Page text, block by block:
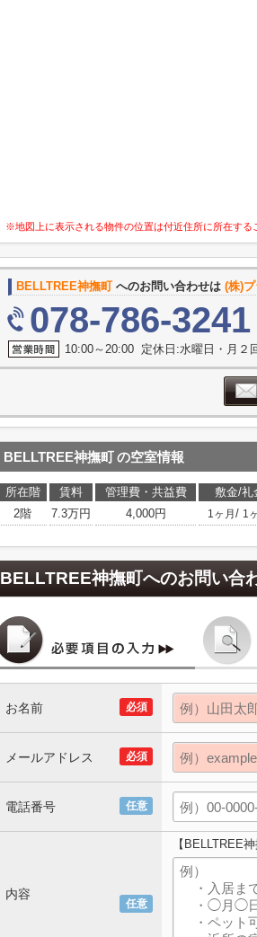
※地図上に表示される物件の位置は付近住所に所在する
BELLTREE神撫町へのお問い合わせは (株)
078-786-3241
10:00～20:00 定休日:水曜日・月２
BELLTREE神撫町の空室情報
所在階 賃料 管理費・共益費 敷金/礼
2階
7.3万円 4,000円 1ヶ月 / 1
BELLTREE神撫町へのお問い合
必須
お名前
必須
メールアドレス
任意
電話番号
任意
内容
【BELLTREE